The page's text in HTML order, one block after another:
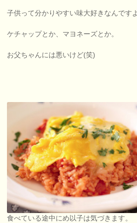
子供って分かりやすい味大好きなんですよ
ケチャップとか、マヨネーズとか。
お父ちゃんには悪いけど(笑)
食べている途中にめ以子は気づきます。